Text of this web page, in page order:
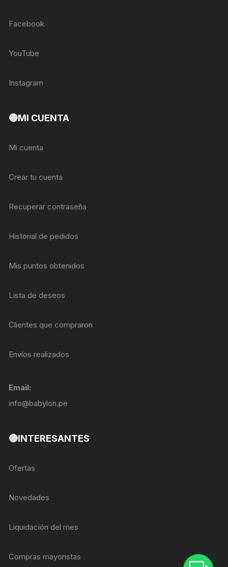
Facebook
YouTube
Instagram
🔴MI CUENTA
Mi cuenta
Crear tu cuenta
Recuperar contraseña
Historial de pedidos
Mis puntos obtenidos
Lista de deseos
Clientes que compraron
Envíos realizados
Email:
info@babylon.pe
🔴INTERESANTES
Ofertas
Novedades
Liquidación del mes
Compras mayoristas